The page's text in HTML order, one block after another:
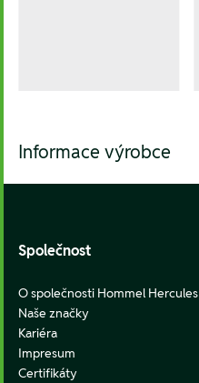
Informace výrobce
Společnost
O společnosti Hommel Hercules
Naše značky
Kariéra
Impresum
Certifikáty